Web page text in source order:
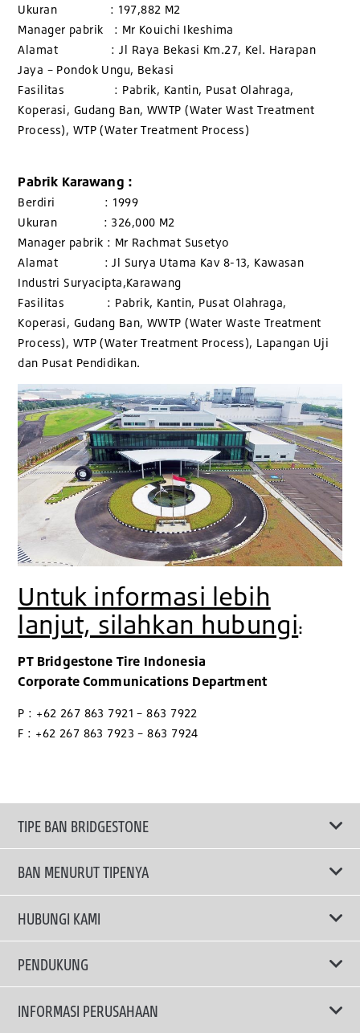
Ukuran : 197,882 M2
Manager pabrik : Mr Kouichi Ikeshima
Alamat : Jl Raya Bekasi Km.27, Kel. Harapan
Jaya – Pondok Ungu, Bekasi
Fasilitas : Pabrik, Kantin, Pusat Olahraga,
Koperasi, Gudang Ban, WWTP (Water Wast Treatment
Process), WTP (Water Treatment Process)
Pabrik Karawang :
Berdiri : 1999
Ukuran : 326,000 M2
Manager pabrik : Mr Rachmat Susetyo
Alamat : Jl Surya Utama Kav 8-13, Kawasan
Industri Suryacipta,Karawang
Fasilitas : Pabrik, Kantin, Pusat Olahraga,
Koperasi, Gudang Ban, WWTP (Water Waste Treatment
Process), WTP (Water Treatment Process), Lapangan Uji
dan Pusat Pendidikan.
Untuk informasi lebih
lanjut, silahkan hubungi:
PT Bridgestone Tire Indonesia
Corporate Communications Department
P : +62 267 863 7921 – 863 7922
F : +62 267 863 7923 – 863 7924
TIPE BAN BRIDGESTONE
BAN MENURUT TIPENYA
Ban ENLITEN
Ban Performa
Ban Touring
HUBUNGI KAMI
Email Kami
PENDUKUNG
Privacy Policy
INFORMASI PERUSAHAAN